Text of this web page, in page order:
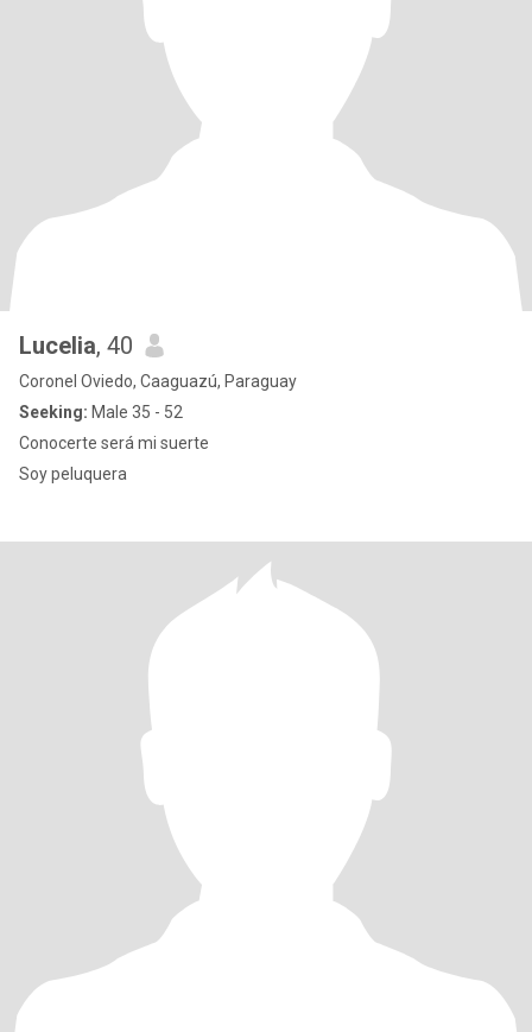
Lucelia, 40
Coronel Oviedo, Caaguazú, Paraguay
Seeking: Male 35 - 52
Conocerte será mi suerte
Soy peluquera